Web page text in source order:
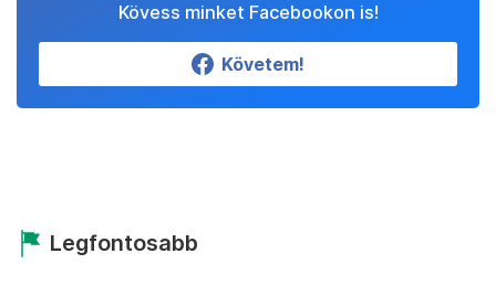
Kövess minket Facebookon is!
Követem!
Legfontosabb